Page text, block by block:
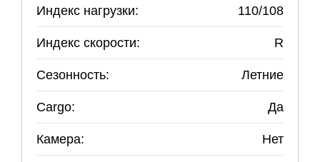
Индекс нагрузки: 110/108
Индекс скорости: R
Сезонность: Летние
Cargo: Да
Камера: Нет